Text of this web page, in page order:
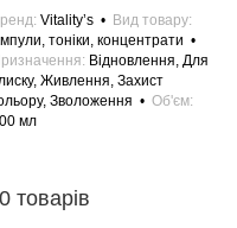
Vitality’s
Вид товару
тоніки, концентрати
Відновлення, Для
Живлення, Захист
Зволоження
Об'єм
мл
товарів